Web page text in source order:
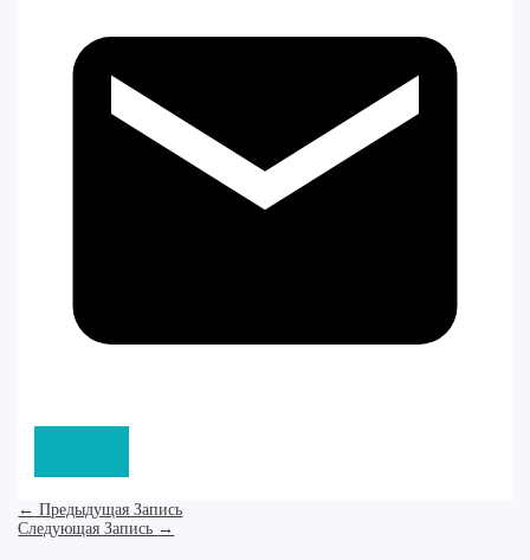
← Предыдущая Запись
Следующая Запись →